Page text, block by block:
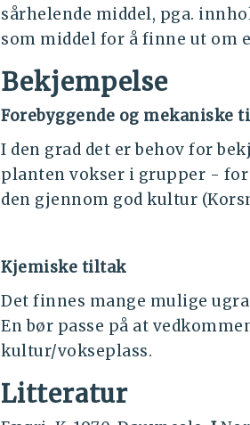
sårhelende middel, pga.
som middel for å finne ut om
Bekjempelse
Forebyggende og mekaniske
I den grad det er behov for
planten vokser i grupper -
den gjennom god kultur
Kjemiske tiltak
Det finnes mange mulige
En bør passe på at
kultur/vokseplass.
Litteratur